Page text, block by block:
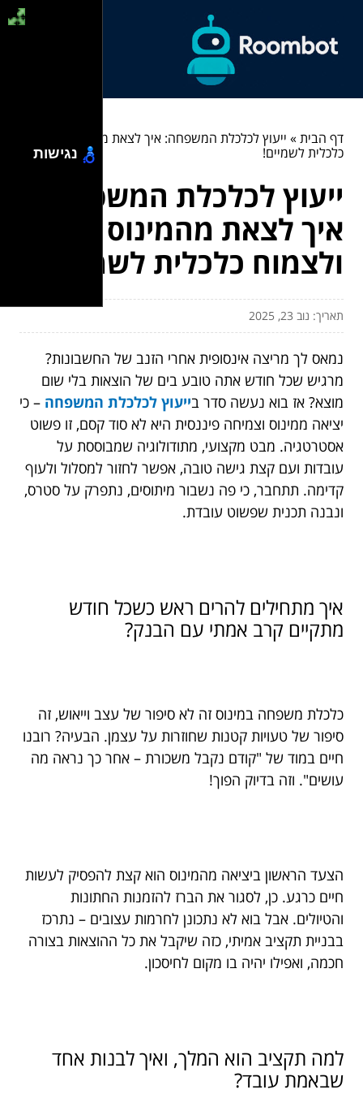
דף הבית» ייעוץ לכלכלת המשפחה: איך לצאת מהמינוס ולצמוח
כלכלית לשמיים!
ייעוץ לכלכלת המשפחה:
איך לצאת מהמינוס
ולצמוח כלכלית לשמיים!
תאריך: נוב 23, 2025
נמאס לך מריצה אינסופית אחרי הזנב של החשבונות?
מרגיש שכל חודש אתה טובע בים של הוצאות בלי שום
מוצא? אז בוא נעשה סדר בייעוץ לכלכלת המשפחה – כי
יציאה ממינוס וצמיחה פיננסית היא לא סוד קסם, זו פשוט
אסטרטגיה. מבט מקצועי, מתודולוגיה שמבוססת על
עובדות ועם קצת גישה טובה, אפשר לחזור למסלול ולעוף
קדימה. תתחבר, כי פה נשבור מיתוסים, נתפרק על סטרס,
ונבנה תכנית שפשוט עובדת.
איך מתחילים להרים ראש כשכל חודש
מתקיים קרב אמתי עם הבנק?
כלכלת משפחה במינוס זה לא סיפור של עצב וייאוש, זה
סיפור של טעויות קטנות שחוזרות על עצמן. הבעיה? רובנו
חיים במוד של "קודם נקבל משכורת – אחר כך נראה מה
עושים". וזה בדיוק הפוך!
הצעד הראשון ביציאה מהמינוס הוא קצת להפסיק לעשות
חיים כרגע. כן, לסגור את הברז להזמנות החתונות
והטיולים. אבל בוא לא נתכונן לחרמות עצובים – נתרכז
בבניית תקציב אמיתי, כזה שיקבל את כל ההוצאות בצורה
חכמה, ואפילו יהיה בו מקום לחיסכון.
למה תקציב הוא המלך, ואיך לבנות אחד
שבאמת עובד?
נגישות